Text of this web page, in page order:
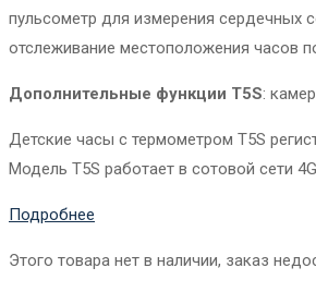
пульсометр для измерения сердечных
отслеживание местоположения часов
Дополнительные функции T5S:
Детские часы с термометром T5S
Модель T5S работает в сотовой сети
Подробнее
Этого товара нет в наличии, заказ